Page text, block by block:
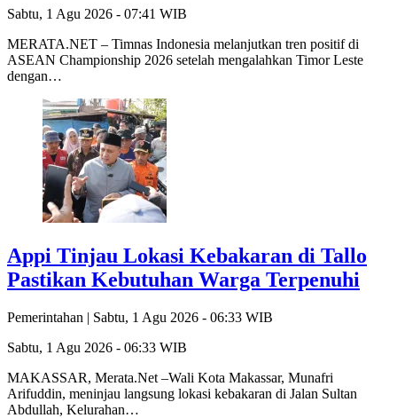
Sabtu, 1 Agu 2026 - 07:41 WIB
MERATA.NET – Timnas Indonesia melanjutkan tren positif di
ASEAN Championship 2026 setelah mengalahkan Timor Leste
dengan…
Appi Tinjau Lokasi Kebakaran di Tallo
Pastikan Kebutuhan Warga Terpenuhi
Pemerintahan | Sabtu, 1 Agu 2026 - 06:33 WIB
Sabtu, 1 Agu 2026 - 06:33 WIB
MAKASSAR, Merata.Net –Wali Kota Makassar, Munafri
Arifuddin, meninjau langsung lokasi kebakaran di Jalan Sultan
Abdullah, Kelurahan…